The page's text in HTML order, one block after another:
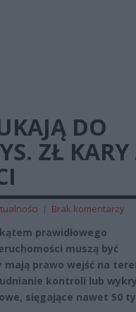
DO
ZŁ KARY
| Brak komentarzy
prawidłowego
muszą być
prawo wejść na
kontroli lub
sięgające nawet 50